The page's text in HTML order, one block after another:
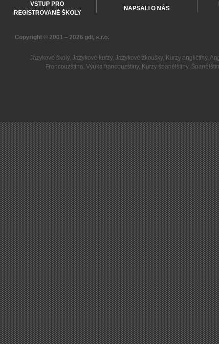
VSTUP PRO
REGISTROVANÉ ŠKOLY
NAPSALI O NÁS
Copyright © 2001 – 2026 gdi, s.r.o.
Jazykové školy, Jazykové kurzy, Jazykové zkoušky, Kurzy angličtiny,
Francouzština,Výuka francouzštiny, Kurzy španělštiny,